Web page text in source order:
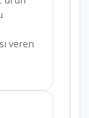
veren